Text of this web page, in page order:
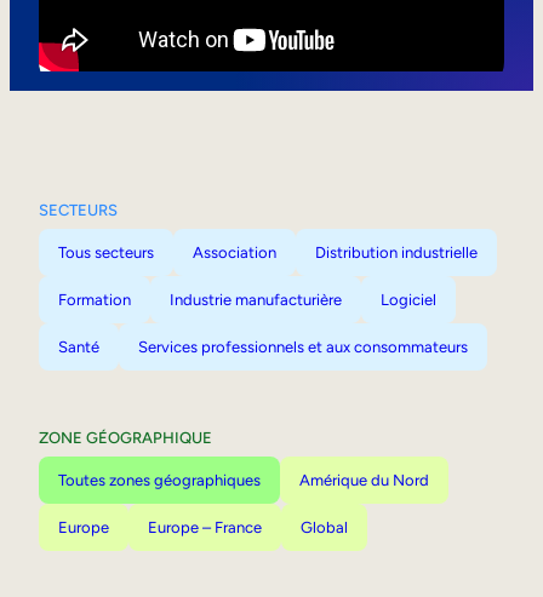
SECTEURS
Tous secteurs Association Distribution industrielle
Formation Industrie manufacturière Logiciel
Santé Services professionnels et aux consommateurs
ZONE GÉOGRAPHIQUE
Toutes zones géographiques Amérique du Nord
Europe Europe – France Global